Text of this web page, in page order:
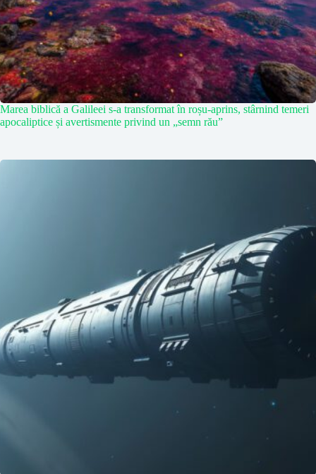
Marea biblică a Galileei s-a transformat în roșu-aprins, stârnind temeri
apocaliptice și avertismente privind un „semn rău”